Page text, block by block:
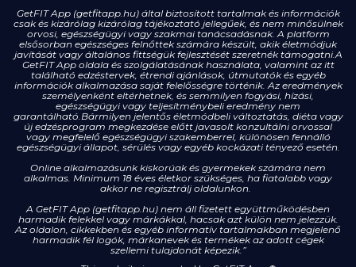
GetFIT App (getfitapp.hu) által biztosított tartalmak és információk
csak és kizárólag kizárólag tájékoztató jellegűek, és nem minősülnek
orvosi, egészségügyi vagy szakmai tanácsadásnak. A platform
elsősorban egészséges felnőttek számára készült, akik életmódjuk
javítását vagy általános fittségük fejlesztését szeretnék támogatni.A
GetFIT App oldala és szolgálatásának használata, valamint az itt
található edzéstervek, étrendi ajánlások, útmutatók és egyéb
információk alkalmazása saját felelősségre történik. Az eredmények
személyenként eltérhetnek, és semmilyen fogyási, hízási,
egészségügyi vagy teljesítménybeli eredmény nem
garantálható.Bármilyen jelentős életmódbeli változtatás, diéta vagy
új edzésprogram megkezdése előtt javasolt konzultálni orvossal
vagy megfelelő egészségügyi szakemberrel, különösen fennálló
egészségügyi állapot, sérülés vagy egyéb kockázati tényező esetén.
Online alkalmazásunk kiskorúak és gyermekek számára nem
alkalmas. Minimum 18 éves életkor szükséges, ha fiatalabb vagy
akkor ne regisztrálj oldalunkon.
A GetFIT App (getfitapp.hu) nem áll fizetett együttműködésben
harmadik felekkel vagy márkákkal, hacsak azt külön nem jelezzük.
Az oldalon, cikkekben és egyéb informatív tartalmakban megjelenő
harmadik fél logók, márkanevek és termékek az adott cégek
szellemi tulajdonát képezik.”